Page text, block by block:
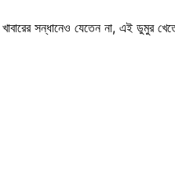
সন্ধানেও যেতেন না, এই ডুমুর